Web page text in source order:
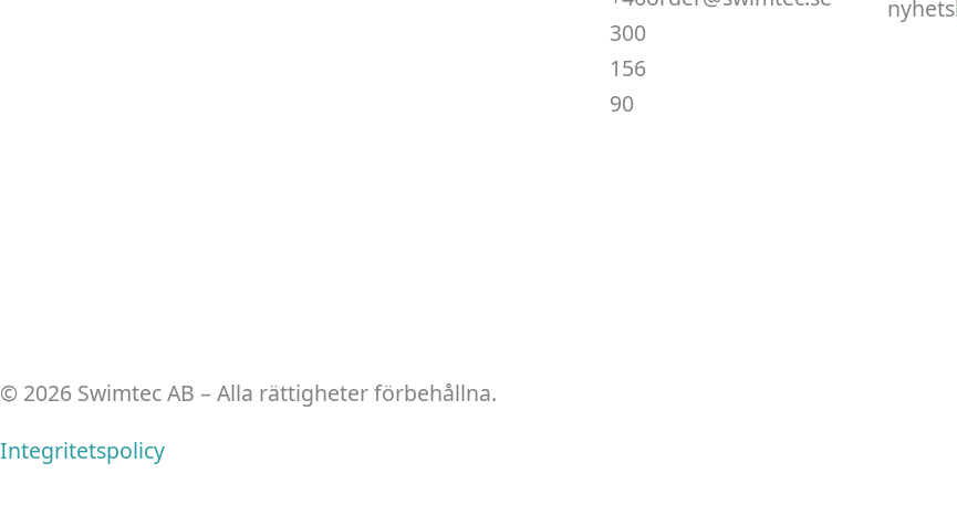
300
156
90
© 2026 Swimtec AB – Alla rättigheter förbehållna.
Integritetspolicy